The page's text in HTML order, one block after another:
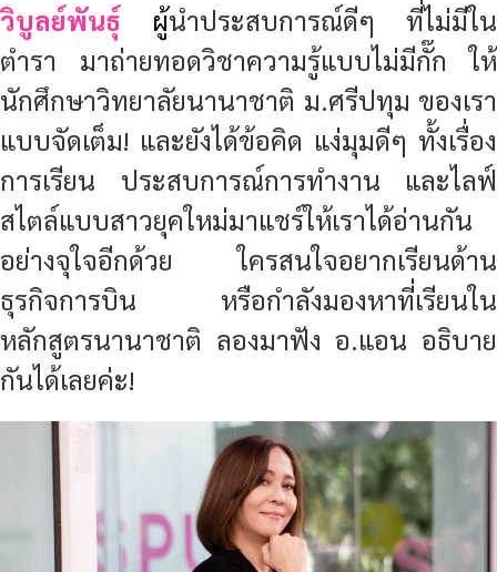
วิบูลย์พันธุ์ ผู้นำประสบการณ์ดีๆ ที่ไม่มีใน
ตำรา มาถ่ายทอดวิชาความรู้แบบไม่มีกั๊ก ให้
นักศึกษาวิทยาลัยนานาชาติ ม.ศรีปทุม ของเรา
แบบจัดเต็ม! และยังได้ข้อคิด แง่มุมดีๆ ทั้งเรื่อง
การเรียน ประสบการณ์การทำงาน และไลฟ์
สไตล์แบบสาวยุคใหม่มาแชร์ให้เราได้อ่านกัน
อย่างจุใจอีกด้วย ใครสนใจอยากเรียนด้าน
ธุรกิจการบิน หรือกำลังมองหาที่เรียนใน
หลักสูตรนานาชาติ ลองมาฟัง อ.แอน อธิบาย
กันได้เลยค่ะ!